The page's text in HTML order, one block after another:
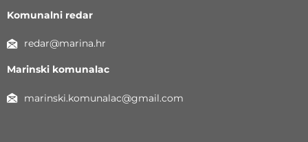
Komunalni redar
redar@marina.hr
Marinski komunalac
marinski.komunalac@gmail.com